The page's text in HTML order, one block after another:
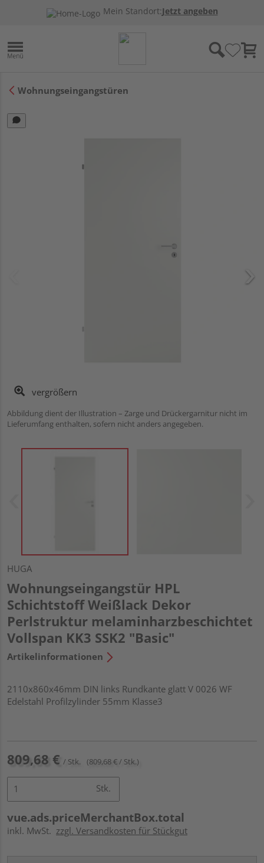
Mein Standort:Jetzt angeben
Wohnungseingangstüren
vergrößern
Abbildung dient der Illustration – Zarge und Drückergarnitur nicht im
Lieferumfang enthalten, sofern nicht anders angegeben.
HUGA
Wohnungseingangstür HPL
Schichtstoff Weißlack Dekor
Perlstruktur melaminharzbeschichtet
Vollspan KK3 SSK2 "Basic"
Artikelinformationen
2110x860x46mm DIN links Rundkante glatt V 0026 WF
Edelstahl Profilzylinder 55mm Klasse3
809,68 € / Stk. (809,68 € / Stk.)
Stk.
vue.ads.priceMerchantBox.total
inkl. MwSt. zzgl. Versandkosten für Stückgut